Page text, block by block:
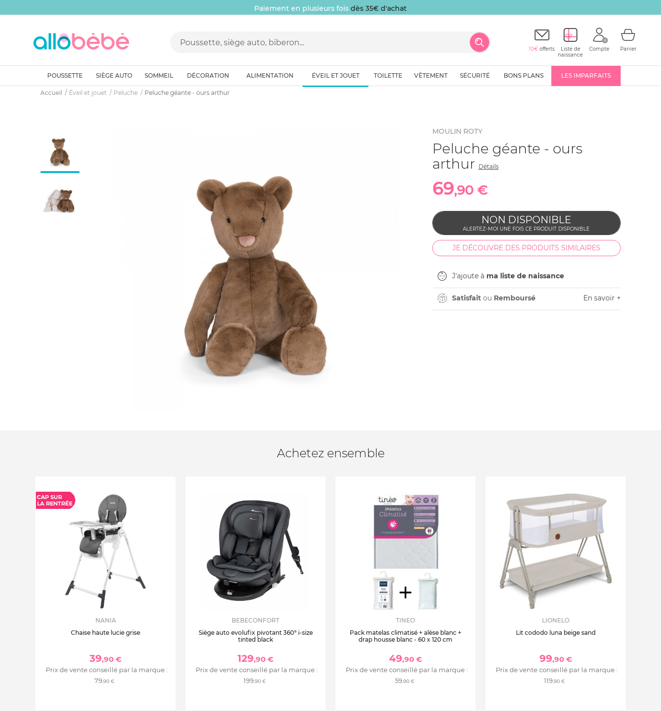
Paiement en plusieurs fois dès 35€ d'achat
10€ offerts
Liste de
naissance
Compte Panier
POUSSETTE SIÈGE AUTO SOMMEIL DÉCORATION ALIMENTATION ÉVEIL ET JOUET TOILETTE VÊTEMENT SÉCURITÉ BONS PLANS LES IMPARFAITS
Accueil Éveil et jouet Peluche Peluche géante - ours arthur
MOULIN ROTY
Peluche géante - ours
arthur Détails
69,90 €
JE DÉCOUVRE DES PRODUITS SIMILAIRES
J'ajoute à ma liste de naissance
Satisfaitou Remboursé En savoir +
Achetez ensemble
NANIA
Chaise haute lucie grise
39,90 €
Prix de vente conseillé par la marque :
79,90 €
BEBECONFORT
Siège auto evolufix pivotant 360° i-size
tinted black
129,90 €
Prix de vente conseillé par la marque :
199,90 €
TINEO
Pack matelas climatisé + alèse blanc +
drap housse blanc - 60 x 120 cm
49,90 €
Prix de vente conseillé par la marque :
59,90 €
LIONELO
Lit cododo luna beige sand
99,90 €
Prix de vente conseillé par la marque :
119,90 €